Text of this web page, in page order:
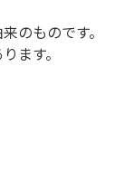
のものです。
ます。